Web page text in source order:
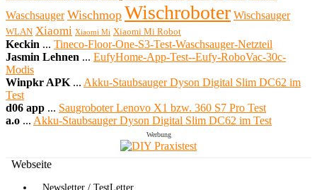
Waschsauger Wischmop Wischroboter Wischsauger
WLAN Xiaomi Xiaomi Mi Xiaomi Mi Robot
Keckin ... Tineco-Floor-One-S3-Test-Waschsauger-Netzteil
Jasmin Lehnen ... EufyHome-App-Test--Eufy-RoboVac-30c-
Modis
Winpkr APK ... Akku-Staubsauger Dyson Digital Slim DC62 im
Test
d06 app ... Saugroboter Lenovo X1 bzw. 360 S7 Pro Test
a.o ... Akku-Staubsauger Dyson Digital Slim DC62 im Test
Werbung
Webseite
Newsletter / TestLetter